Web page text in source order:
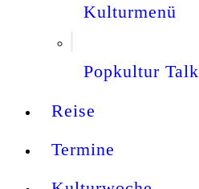
Kulturmenü
Popkultur Talk
Reise
Termine